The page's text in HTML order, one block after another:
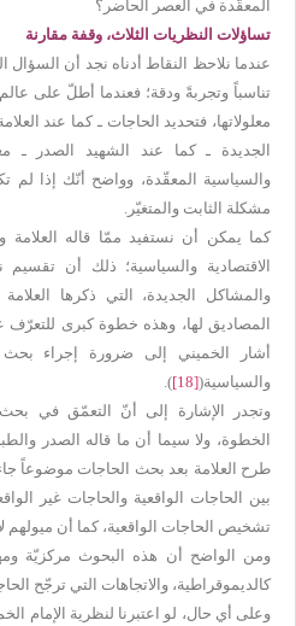
المعقّدة في العصر الحاضر؟
تساؤلات النظريات الثلاث، وقفة مقارنة
عندما نلاحظ النقاط أدناه نجد أن السؤال
تناسباً وتجربةً ودقة؛ فعندما أطلّ على
معلولاتها، فتحديد الحاجات ـ كما عند
الجديدة ـ كما عند الشهيد الصدر ـ
والسياسية المعقّدة، وواضح أنّك إذا لم
مشكلة الثابت والمتغيّر.
كما يمكن أن نستفيد ممّا قاله العلامة
الاقتصادية والسياسية؛ ذلك أن
والمشاكل الجديدة، التي ذكرها
المصاديق لها، وهذه خطوة كبرى للتعرّف
أشار الخميني إلى ضرورة إجراء بحث
والسياسية([18]
).
وتجدر الإشارة إلى أنّ التعمّق في بحث
الخطوة، ولا سيما أن ما قاله الصدر
طرح العلامة بعد بحث الحاجات موضوعاً
بين الحاجات الواقعية والحاجات غير
تشخيص الحاجات الواقعية، كما أن ميولهم
ومن الواضح أن هذه البحوث مركزيّة
كالديموقراطية، والاتجاهات التي ترجّح
وعلى أي حال، لو اعتبرنا لنظرية الإمام